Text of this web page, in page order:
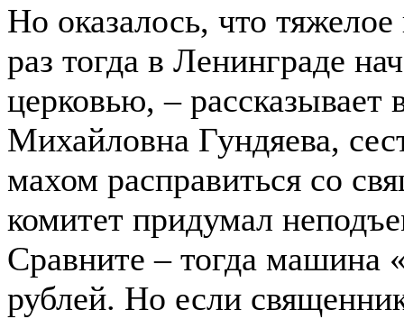
Но оказалось, что
раз тогда в Ленинграде
церковью, –
Михайловна Гундяева,
махом расправиться со
комитет придумал
Сравните – тогда машина
рублей. Но если